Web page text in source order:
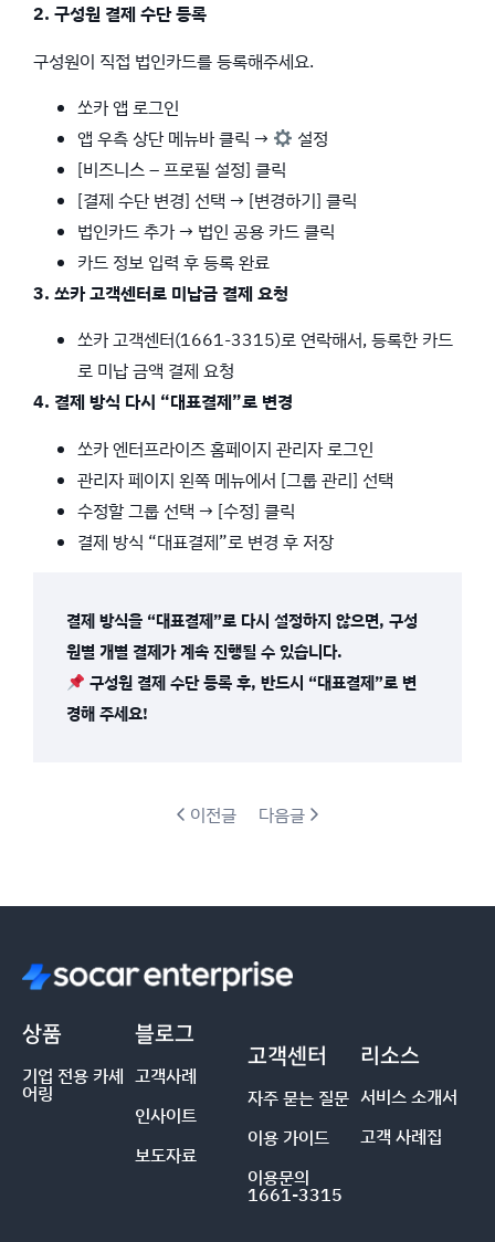
2. 구성원 결제 수단 등록
구성원이 직접 법인카드를 등록해주세요.
쏘카 앱 로그인
앱 우측 상단 메뉴바 클릭 →
설정
[비즈니스 – 프로필 설정] 클릭
[결제 수단 변경] 선택 → [변경하기] 클릭
법인카드 추가 → 법인 공용 카드 클릭
카드 정보 입력 후 등록 완료
3. 쏘카 고객센터로 미납금 결제 요청
쏘카 고객센터(1661-3315)로 연락해서, 등록한 카드
로 미납 금액 결제 요청
4. 결제 방식 다시 “대표결제”로 변경
쏘카 엔터프라이즈 홈페이지 관리자 로그인
관리자 페이지 왼쪽 메뉴에서 [그룹 관리] 선택
수정할 그룹 선택 → [수정] 클릭
결제 방식 “대표결제”로 변경 후 저장
결제 방식을 “대표결제”로 다시 설정하지 않으면, 구성
원별 개별 결제가 계속 진행될 수 있습니다.
구성원 결제 수단 등록 후, 반드시 “대표결제”로 변
경해 주세요!
이전글 다음글
상품
기업 전용 카셰
어링
블로그
고객사례
인사이트
보도자료
고객센터
자주 묻는 질문
이용 가이드
이용문의
1661-3315
리소스
서비스 소개서
고객 사례집